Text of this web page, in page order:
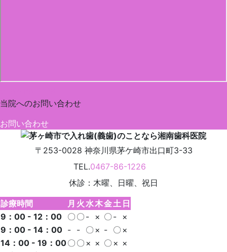
当院へのお問い合わせ
お問い合わせ
〒253-0028 神奈川県茅ケ崎市出口町3-33
TEL.0467-86-1226
休診：木曜、日曜、祝日
診療時間 月 火 水木金土 日
9：00 - 12：00 〇 〇 - × 〇 - ×
9：00 - 14：00 - - 〇 × - 〇 ×
14：00 - 19：00〇 〇 × × 〇 × ×